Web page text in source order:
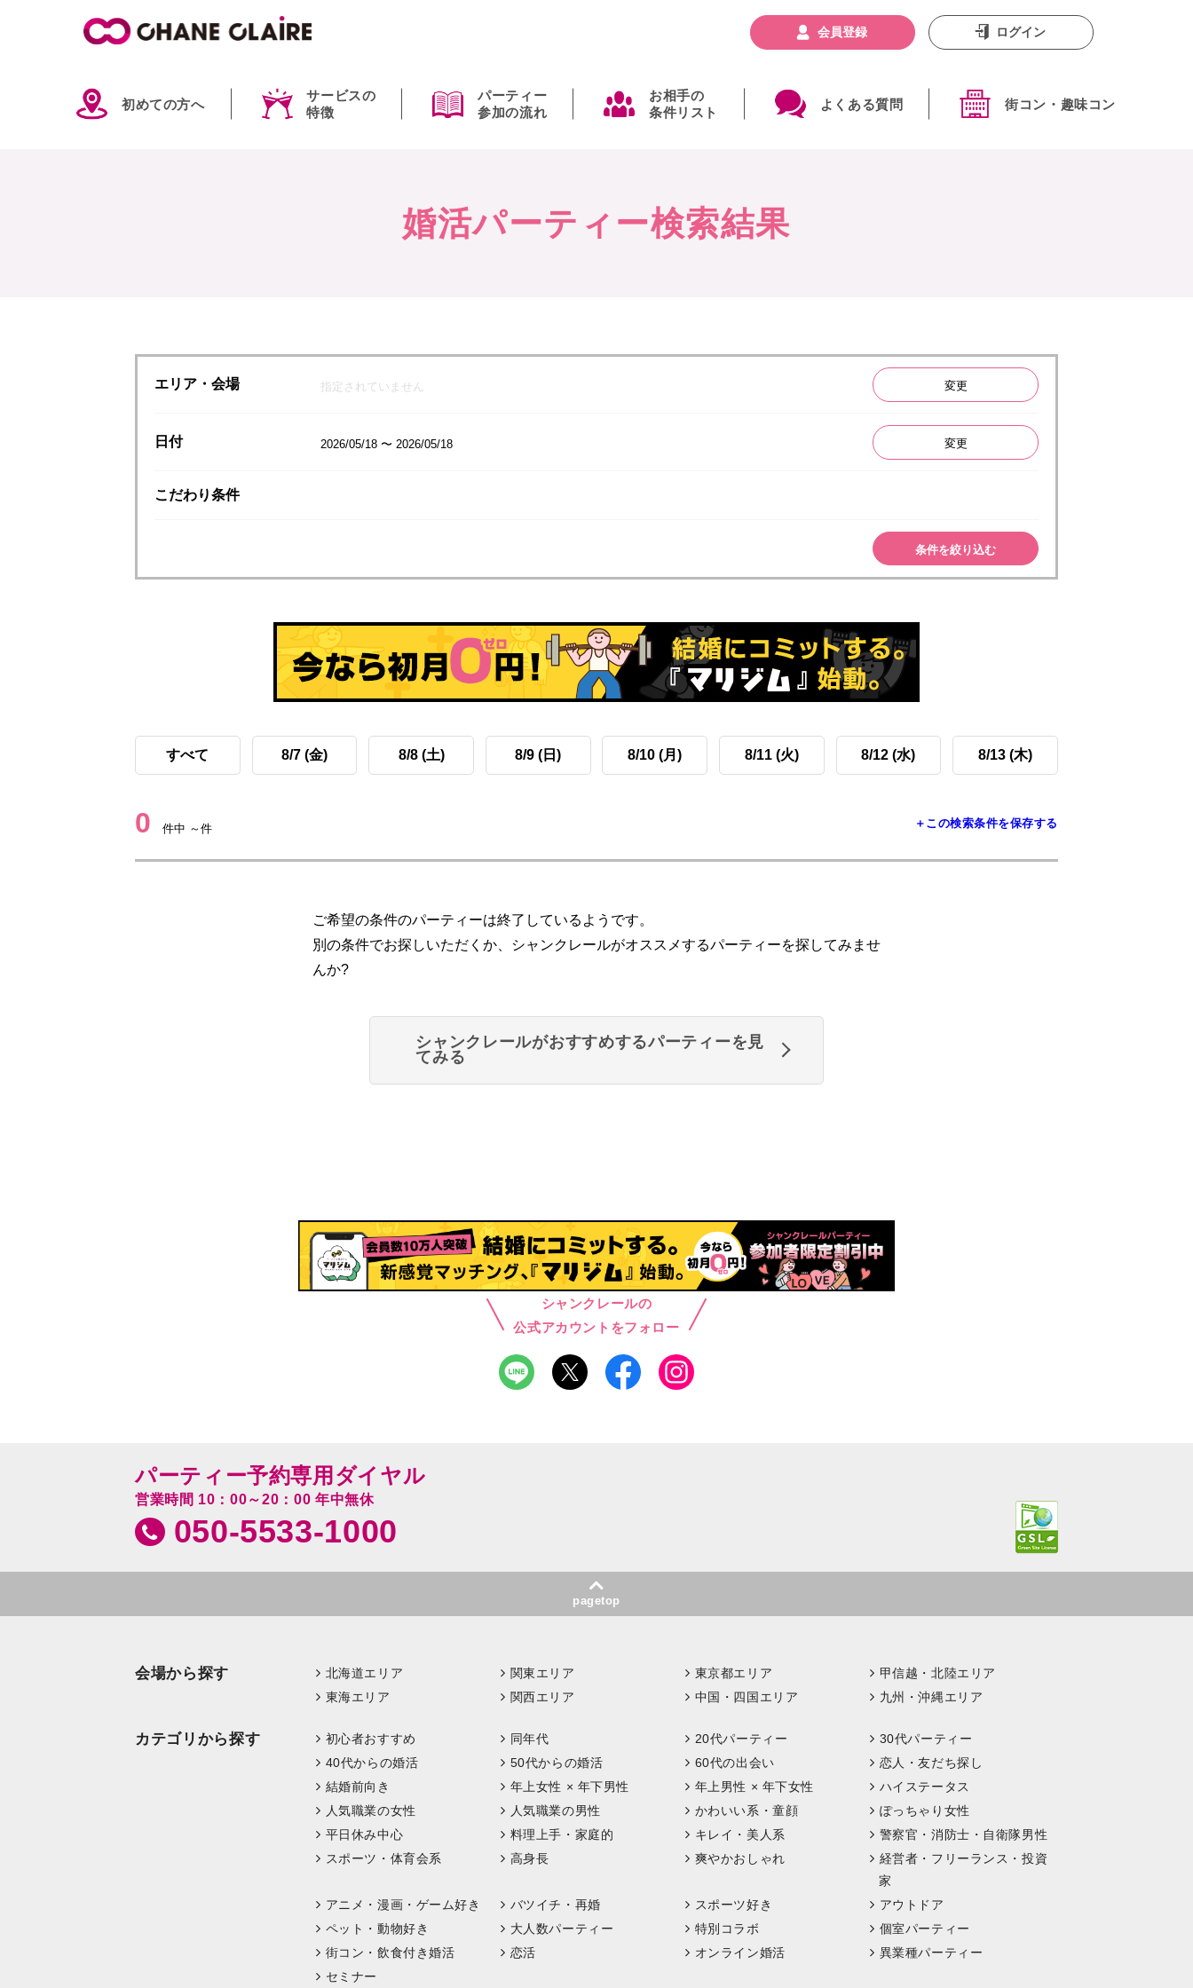
初めての方へ
サービスの
特徴
パーティー
参加の流れ
お相手の
条件リスト
よくある質問 街コン・趣味コン
会員登録 ログイン
婚活パーティー検索結果
エリア・会場 指定されていません 変更
日付 2026/05/18 〜 2026/05/18 変更
こだわり条件
条件を絞り込む
すべて 8/7 (金) 8/8 (土) 8/9 (日) 8/10 (月) 8/11 (火) 8/12 (水) 8/13 (木)
0 件中 ～件 ＋この検索条件を保存する
ご希望の条件のパーティーは終了しているようです。
別の条件でお探しいただくか、シャンクレールがオススメするパーティーを探してみませ
んか?
シャンクレールがおすすめするパーティーを見
てみる
シャンクレールの
公式アカウントをフォロー
パーティー予約専用ダイヤル
営業時間 10：00～20：00 年中無休
050-5533-1000
pagetop
会場から探す 北海道エリア 関東エリア 東京都エリア
甲信越・北陸エリア
東海エリア
関西エリア 中国・四国エリア 九州・沖縄エリア
カテゴリから探す 初心者おすすめ 同年代 20代パーティー
30代パーティー
40代からの婚活
50代からの婚活 60代の出会い
恋人・友だち探し
結婚前向き
年上女性 × 年下男性 年上男性 × 年下女性
ハイステータス
人気職業の女性
人気職業の男性 かわいい系・童顔
ぽっちゃり女性
平日休み中心
料理上手・家庭的 キレイ・美人系
警察官・消防士・自衛隊男性
スポーツ・体育会系
高身長 爽やかおしゃれ
経営者・フリーランス・投資
家
アニメ・漫画・ゲーム好き
バツイチ・再婚 スポーツ好き
アウトドア
ペット・動物好き
大人数パーティー 特別コラボ
個室パーティー
街コン・飲食付き婚活
恋活 オンライン婚活
異業種パーティー
セミナー